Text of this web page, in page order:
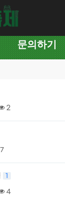
문의하기
2
7
1
4